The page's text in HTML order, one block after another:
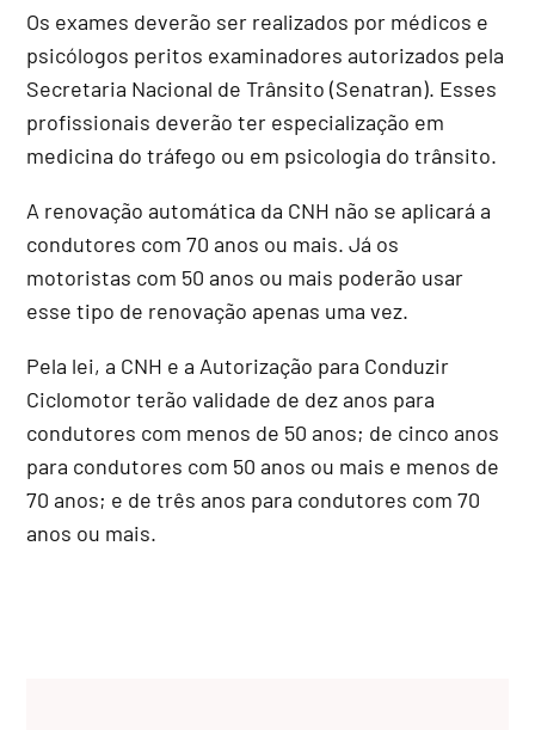
Os exames deverão ser realizados por médicos e
psicólogos peritos examinadores autorizados pela
Secretaria Nacional de Trânsito (Senatran). Esses
profissionais deverão ter especialização em
medicina do tráfego ou em psicologia do trânsito.
A renovação automática da CNH não se aplicará a
condutores com 70 anos ou mais. Já os
motoristas com 50 anos ou mais poderão usar
esse tipo de renovação apenas uma vez.
Pela lei, a CNH e a Autorização para Conduzir
Ciclomotor terão validade de dez anos para
condutores com menos de 50 anos; de cinco anos
para condutores com 50 anos ou mais e menos de
70 anos; e de três anos para condutores com 70
anos ou mais.